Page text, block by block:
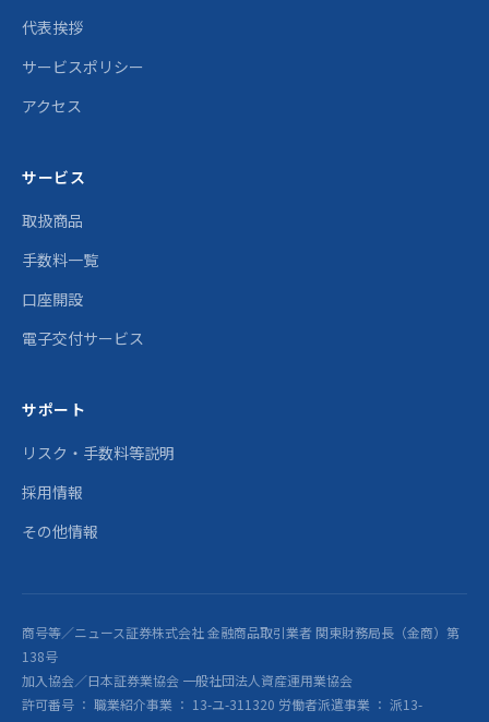
代表挨拶
サービスポリシー
アクセス
サービス
取扱商品
手数料一覧
口座開設
電子交付サービス
サポート
リスク・手数料等説明
採用情報
その他情報
商号等／ニュース証券株式会社 金融商品取引業者 関東財務局長（金商）第
138号
加入協会／日本証券業協会 一般社団法人資産運用業協会
許可番号 ： 職業紹介事業 ： 13-ユ-311320 労働者派遣事業 ： 派13-